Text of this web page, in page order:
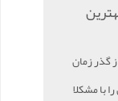
گذر زمان
با مشکلا